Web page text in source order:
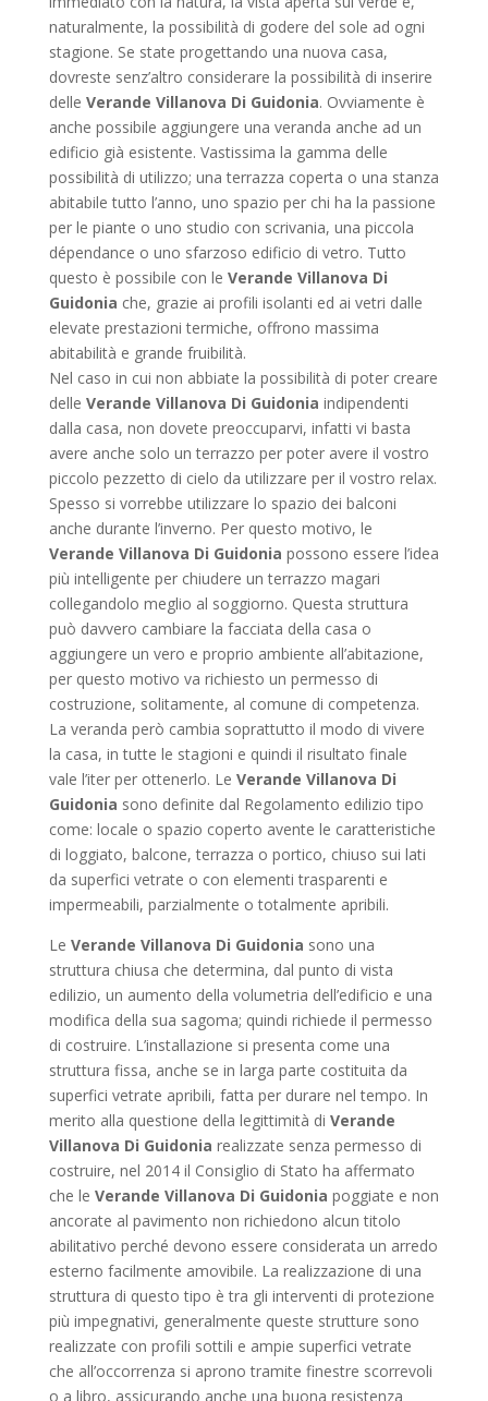
naturalmente, la possibilità di godere del sole ad ogni
stagione. Se state progettando una nuova casa,
dovreste senz’altro considerare la possibilità di inserire
delle Verande Villanova Di Guidonia. Ovviamente è
anche possibile aggiungere una veranda anche ad un
edificio già esistente. Vastissima la gamma delle
possibilità di utilizzo; una terrazza coperta o una stanza
abitabile tutto l’anno, uno spazio per chi ha la passione
per le piante o uno studio con scrivania, una piccola
dépendance o uno sfarzoso edificio di vetro. Tutto
questo è possibile con le Verande Villanova Di
Guidonia che, grazie ai profili isolanti ed ai vetri dalle
elevate prestazioni termiche, offrono massima
abitabilità e grande fruibilità.
Nel caso in cui non abbiate la possibilità di poter creare
delle Verande Villanova Di Guidonia indipendenti
dalla casa, non dovete preoccuparvi, infatti vi basta
avere anche solo un terrazzo per poter avere il vostro
piccolo pezzetto di cielo da utilizzare per il vostro relax.
Spesso si vorrebbe utilizzare lo spazio dei balconi
anche durante l’inverno. Per questo motivo, le
Verande Villanova Di Guidonia possono essere l’idea
più intelligente per chiudere un terrazzo magari
collegandolo meglio al soggiorno. Questa struttura
può davvero cambiare la facciata della casa o
aggiungere un vero e proprio ambiente all’abitazione,
per questo motivo va richiesto un permesso di
costruzione, solitamente, al comune di competenza.
La veranda però cambia soprattutto il modo di vivere
la casa, in tutte le stagioni e quindi il risultato finale
vale l’iter per ottenerlo. Le Verande Villanova Di
Guidonia sono definite dal Regolamento edilizio tipo
come: locale o spazio coperto avente le caratteristiche
di loggiato, balcone, terrazza o portico, chiuso sui lati
da superfici vetrate o con elementi trasparenti e
impermeabili, parzialmente o totalmente apribili.
Le Verande Villanova Di Guidonia sono una
struttura chiusa che determina, dal punto di vista
edilizio, un aumento della volumetria dell’edificio e una
modifica della sua sagoma; quindi richiede il permesso
di costruire. L’installazione si presenta come una
struttura fissa, anche se in larga parte costituita da
superfici vetrate apribili, fatta per durare nel tempo. In
merito alla questione della legittimità di Verande
Villanova Di Guidonia realizzate senza permesso di
costruire, nel 2014 il Consiglio di Stato ha affermato
che le Verande Villanova Di Guidonia poggiate e non
ancorate al pavimento non richiedono alcun titolo
abilitativo perché devono essere considerata un arredo
esterno facilmente amovibile. La realizzazione di una
struttura di questo tipo è tra gli interventi di protezione
più impegnativi, generalmente queste strutture sono
realizzate con profili sottili e ampie superfici vetrate
che all’occorrenza si aprono tramite finestre scorrevoli
o a libro, assicurando anche una buona resistenza